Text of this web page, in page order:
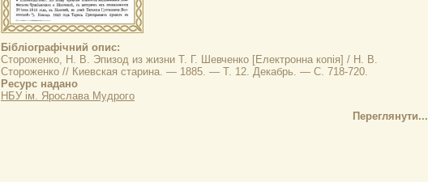
Бібліографічний опис:
Стороженко, Н. В. Эпизод из жизни Т. Г. Шевченко [Електронна копія] / Н. В.
Стороженко // Киевская старина. — 1885. — Т. 12. Декабрь. — С. 718-720.
Ресурс надано
НБУ ім. Ярослава Мудрого
Переглянути...